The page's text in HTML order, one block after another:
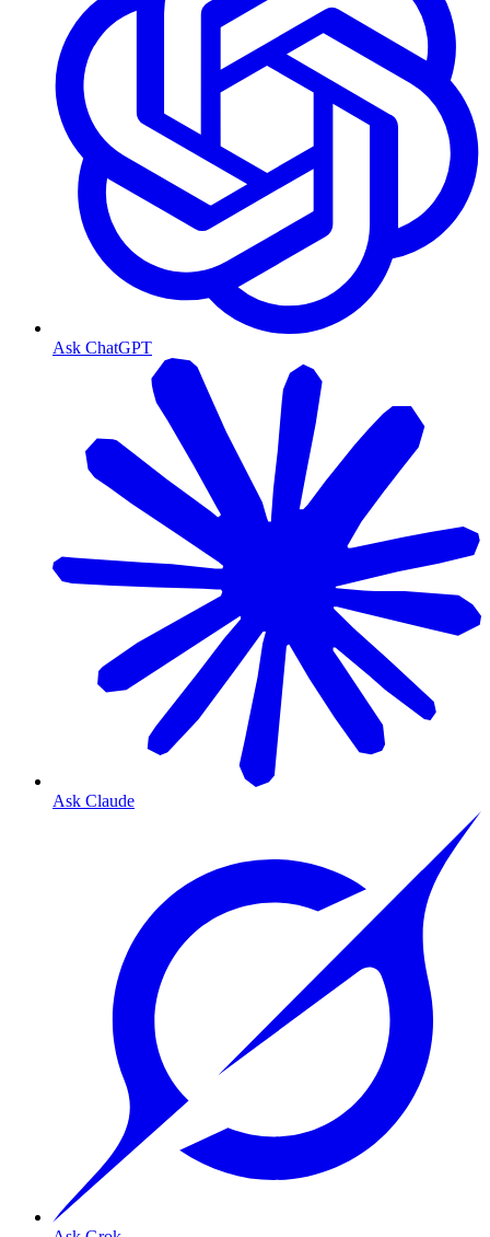
Ask ChatGPT
Ask Claude